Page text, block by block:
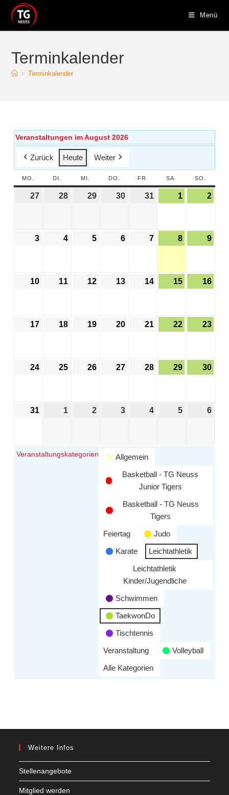
Menü
Terminkalender
> Terminkalender
Veranstaltungen im August 2026
Zurück Heute Weiter
MO. DI. MI. DO. FR. SA. SO.
27 28 29 30 31 1 2
3 4 5 6 7 8 9
10 11 12 13 14 15 16
17 18 19 20 21 22 23
24 25 26 27 28 29 30
31 1 2 3 4 5 6
Veranstaltungskategorien
Allgemein
Basketball - TG Neuss
Junior Tigers
Basketball - TG Neuss
Tigers
Feiertag
Judo
Karate
Leichtathletik
Leichtathletik
Kinder/Jugendliche
Schwimmen
TaekwonDo
Tischtennis
Veranstaltung
Volleyball
Alle Kategorien
Weitere Infos
Stellenangebote
Mitglied werden